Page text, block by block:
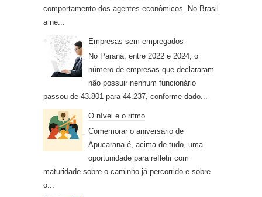
comportamento dos agentes econômicos. No Brasil
a ne...
Empresas sem empregados
No Paraná, entre 2022 e 2024, o
número de empresas que declararam
não possuir nenhum funcionário
passou de 43.801 para 44.237, conforme dado...
O nível e o ritmo
Comemorar o aniversário de
Apucarana é, acima de tudo, uma
oportunidade para refletir com
maturidade sobre o caminho já percorrido e sobre
o...